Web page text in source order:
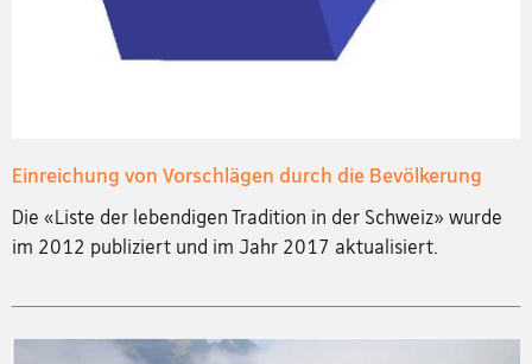
Einreichung von Vorschlägen durch die Bevölkerung
Die «Liste der lebendigen Tradition in der Schweiz» wurde
im 2012 publiziert und im Jahr 2017 aktualisiert.